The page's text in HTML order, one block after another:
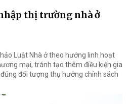
thị trường nhà ở
Luật Nhà ở theo hướng linh hoạt
mại, tránh tạo thêm điều kiện gia
đối tượng thụ hưởng chính sách